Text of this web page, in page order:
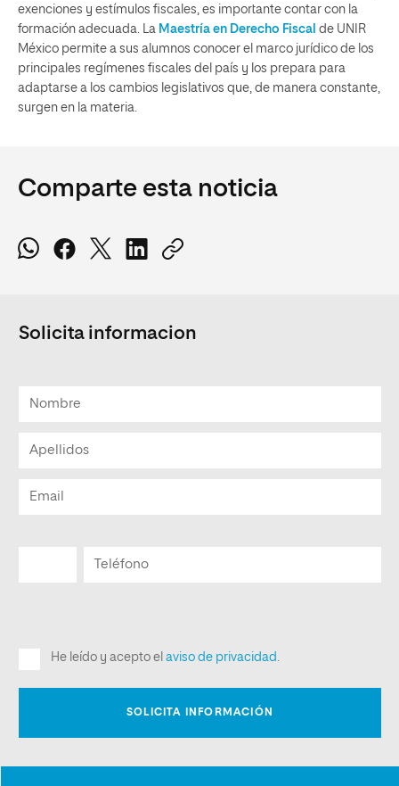
exenciones y estímulos fiscales, es importante contar con la
formación adecuada. La Maestría en Derecho Fiscal de UNIR
México permite a sus alumnos conocer el marco jurídico de los
principales regímenes fiscales del país y los prepara para
adaptarse a los cambios legislativos que, de manera constante,
surgen en la materia.
Comparte esta noticia
Solicita informacion